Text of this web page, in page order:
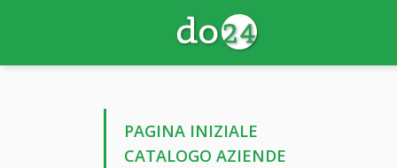
PAGINA INIZIALE
CATALOGO AZIENDE